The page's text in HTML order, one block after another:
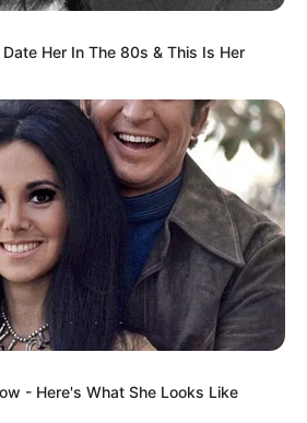
Her In The 80s & This Is Her
- Here's What She Looks Like